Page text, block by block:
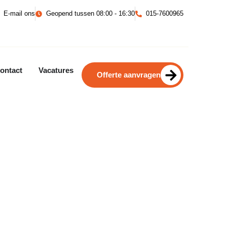
E-mail ons Geopend tussen 08:00 - 16:30 015-7600965
Vacatures
Offerte aanvragen